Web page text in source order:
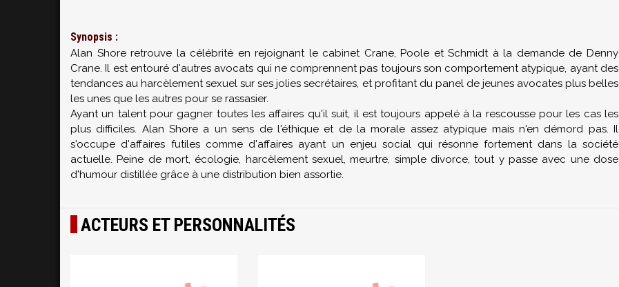
Synopsis :
Alan Shore retrouve la célébrité en rejoignant le cabinet Crane, Poole et Schmidt à la demande de Denny
Crane. Il est entouré d'autres avocats qui ne comprennent pas toujours son comportement atypique, ayant des
tendances au harcèlement sexuel sur ses jolies secrétaires, et profitant du panel de jeunes avocates plus belles
les unes que les autres pour se rassasier.
Ayant un talent pour gagner toutes les affaires qu'il suit, il est toujours appelé à la rescousse pour les cas les
plus difficiles. Alan Shore a un sens de l'éthique et de la morale assez atypique mais n'en démord pas. Il
s'occupe d'affaires futiles comme d'affaires ayant un enjeu social qui résonne fortement dans la société
actuelle. Peine de mort, écologie, harcèlement sexuel, meurtre, simple divorce, tout y passe avec une dose
d'humour distillée grâce à une distribution bien assortie.
ACTEURS ET PERSONNALITÉS